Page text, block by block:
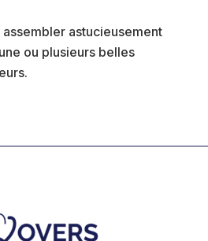
astucieusement
ou plusieurs belles